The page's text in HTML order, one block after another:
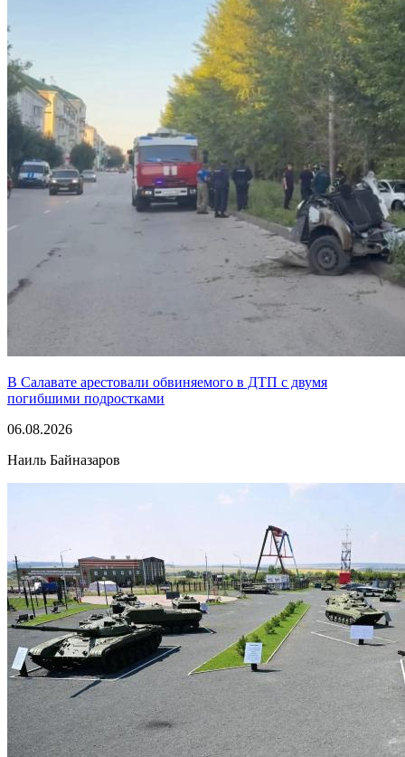
В Салавате арестовали обвиняемого в ДТП с двумя
погибшими подростками
06.08.2026
Наиль Байназаров